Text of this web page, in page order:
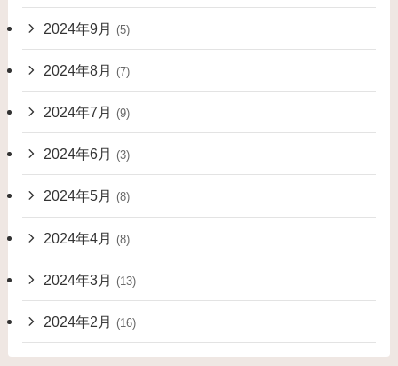
2024年9月 (5)
2024年8月 (7)
2024年7月 (9)
2024年6月 (3)
2024年5月 (8)
2024年4月 (8)
2024年3月 (13)
2024年2月 (16)